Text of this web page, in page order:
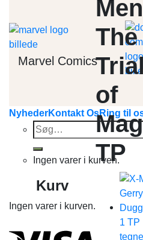
Marvel Comics
NyhederKontakt OsRing til
Søg
efter:
Ingen varer i kurven.
Kurv
Ingen varer i kurven.
The
of
TP